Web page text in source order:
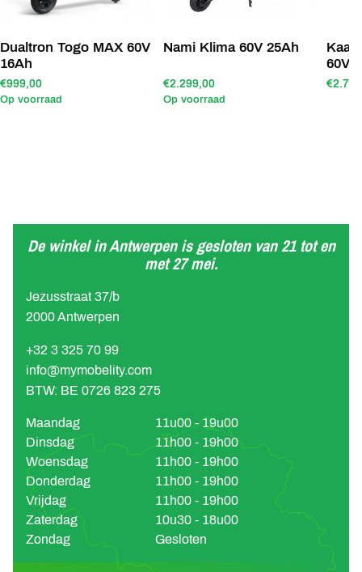
Dualtron Togo MAX 60V
16Ah
€999,00
Op voorraad
Nami Klima 60V 25Ah
€2.299,00
Op voorraad
60V
De winkel in Antwerpen is gesloten van 21 tot en
met 27 mei.
Jezusstraat 37/b
2000 Antwerpen
+32 3 325 70 99
info@mymobelity.com
BTW: BE 0726 823 275
Maandag
11u00 - 19u00
Dinsdag
11h00 - 19h00
Woensdag
11h00 - 19h00
Donderdag
11h00 - 19h00
Vrijdag
11h00 - 19h00
Zaterdag
10u30 - 18u00
Zondag
Gesloten